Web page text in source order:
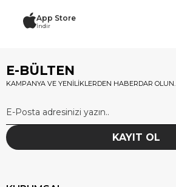
App Store
İndir
E-BÜLTEN
KAMPANYA VE YENİLİKLERDEN HABERDAR OLUN.
KAYIT OL